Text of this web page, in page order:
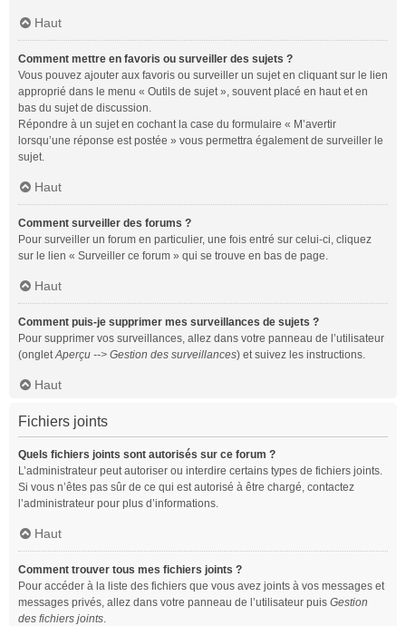
Haut
Comment mettre en favoris ou surveiller des sujets ?
Vous pouvez ajouter aux favoris ou surveiller un sujet en cliquant sur le lien
approprié dans le menu « Outils de sujet », souvent placé en haut et en
bas du sujet de discussion.
Répondre à un sujet en cochant la case du formulaire « M’avertir
lorsqu’une réponse est postée » vous permettra également de surveiller le
sujet.
Haut
Comment surveiller des forums ?
Pour surveiller un forum en particulier, une fois entré sur celui-ci, cliquez
sur le lien « Surveiller ce forum » qui se trouve en bas de page.
Haut
Comment puis-je supprimer mes surveillances de sujets ?
Pour supprimer vos surveillances, allez dans votre panneau de l’utilisateur
(ongletAperçu --> Gestion des surveillances) et suivez les instructions.
Haut
Fichiers joints
Quels fichiers joints sont autorisés sur ce forum ?
L’administrateur peut autoriser ou interdire certains types de fichiers joints.
Si vous n’êtes pas sûr de ce qui est autorisé à être chargé, contactez
l’administrateur pour plus d’informations.
Haut
Comment trouver tous mes fichiers joints ?
Pour accéder à la liste des fichiers que vous avez joints à vos messages et
messages privés, allez dans votre panneau de l’utilisateur puis Gestion
des fichiers joints.